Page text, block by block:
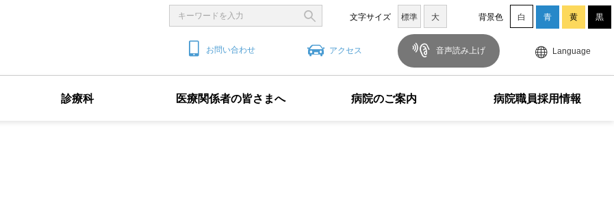
文字サイズ 標準 大 背景色 白 青 黄 黒
お問い合わせ アクセス 音声読み上げ Language
診療科 医療関係者の皆さまへ 病院のご案内 病院職員採用情報